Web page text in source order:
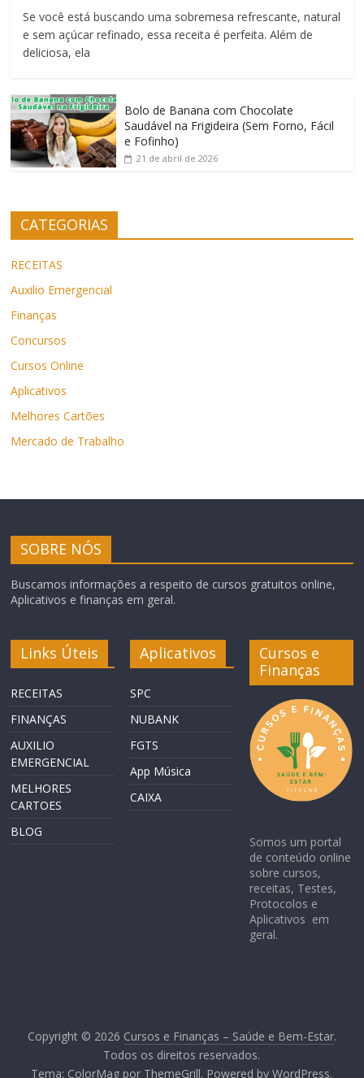
Se você está buscando uma sobremesa refrescante, natural
e sem açúcar refinado, essa receita é perfeita. Além de
deliciosa, ela
Bolo de Banana com Chocolate
Saudável na Frigideira (Sem Forno, Fácil
e Fofinho)
21 de abril de 2026
CATEGORIAS
RECEITAS
Auxilio Emergencial
Finanças
Concursos
Cursos Online
Aplicativos
Melhores Cartões
Mercado de Trabalho
SOBRE NÓS
Buscamos informações a respeito de cursos gratuitos online,
Aplicativos e finanças em geral.
Links Úteis
RECEITAS
FINANÇAS
AUXILIO
EMERGENCIAL
MELHORES
CARTOES
BLOG
Aplicativos
SPC
NUBANK
FGTS
App Música
CAIXA
Cursos e
Finanças
Somos um portal
de conteúdo online
sobre cursos,
receitas, Testes,
Protocolos e
Aplicativos em
geral.
Copyright © 2026 Cursos e Finanças – Saúde e Bem-Estar.
Todos os direitos reservados.
Tema: ColorMag por ThemeGrill. Powered byWordPress.